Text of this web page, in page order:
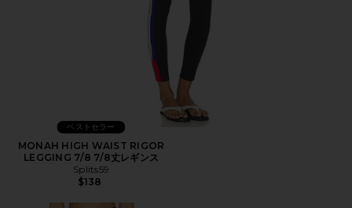
ベストセラー
MONAH HIGH WAIST RIGOR
LEGGING 7/8 7/8丈レギンス
Splits59
$138